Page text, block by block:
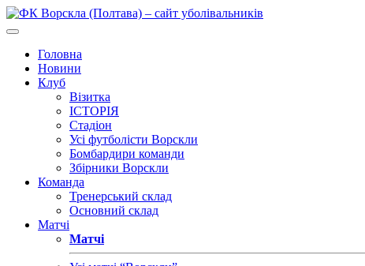
Головна
Новини
Клуб
Візитка
ІСТОРІЯ
Стадіон
Усі футболісти Ворскли
Бомбардири команди
Збірники Ворскли
Команда
Тренерський склад
Основний склад
Матчі
Матчі